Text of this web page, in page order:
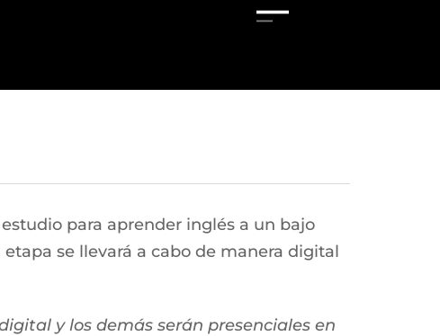
para aprender inglés a un bajo
se llevará a cabo de manera digital
y los demás serán presenciales en